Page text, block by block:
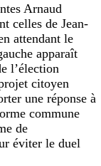
Arnaud
celles de Jean-
attendant le
apparaît
l’élection
citoyen
une réponse à
commune
de
éviter le duel